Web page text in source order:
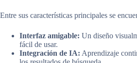
Entre sus características principales se
Interfaz amigable: Un diseño
fácil de usar.
Integración de IA: Aprendizaje